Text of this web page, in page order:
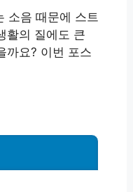
소음 때문에 스트
활의 질에도 큰
까요? 이번 포스